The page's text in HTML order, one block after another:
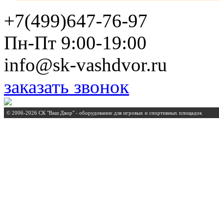
+7(499)647-76-97
Пн-Пт 9:00-19:00
info@sk-vashdvor.ru
заказать звонок
© 2006-2026 СК "Ваш Двор" - оборудование для игровых и спортивных площадок